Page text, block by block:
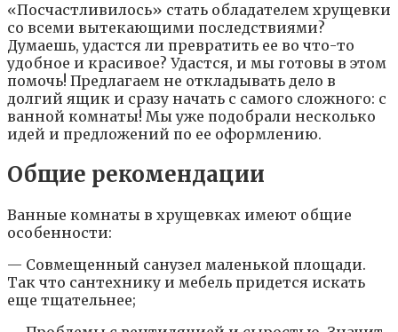
«Посчастливилось» стать обладателем хрущевки
со всеми вытекающими последствиями?
Думаешь, удастся ли превратить ее во что-то
удобное и красивое? Удастся, и мы готовы в этом
помочь! Предлагаем не откладывать дело в
долгий ящик и сразу начать с самого сложного: с
ванной комнаты! Мы уже подобрали несколько
идей и предложений по ее оформлению.
Общие рекомендации
Ванные комнаты в хрущевках имеют общие
особенности:
— Совмещенный санузел маленькой площади.
Так что сантехнику и мебель придется искать
еще тщательнее;